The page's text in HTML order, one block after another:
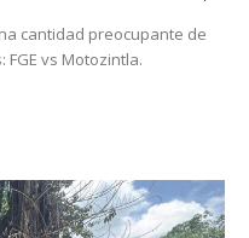
cantidad preocupante de
vs Motozintla.